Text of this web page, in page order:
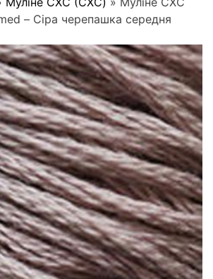
– Сіра черепашка середня